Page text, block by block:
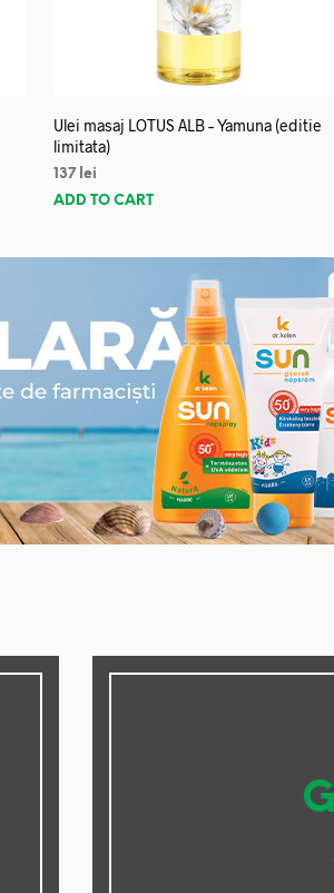
Ulei masaj LOTUS ALB – Yamuna (editie
limitata)
137 lei
ADD TO CART